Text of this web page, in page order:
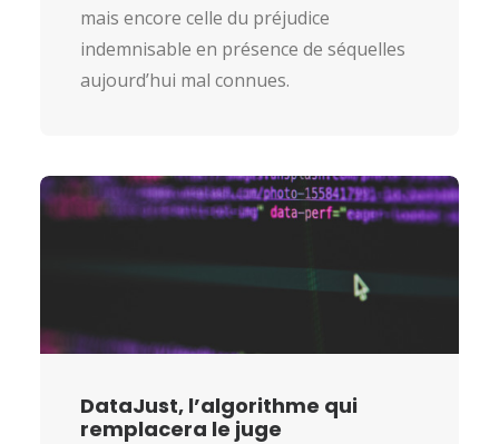
mais encore celle du préjudice
indemnisable en présence de séquelles
aujourd’hui mal connues.
DataJust, l’algorithme qui
remplacera le juge